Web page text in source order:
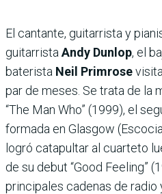
El cantante, guitarrista y
guitarrista Andy Dunlop, el
baterista Neil Primrose
par de meses. Se trata de la
“The Man Who” (1999), el
formada en Glasgow
logró catapultar al cuarteto
de su debut “Good Feeling”
principales cadenas de radio